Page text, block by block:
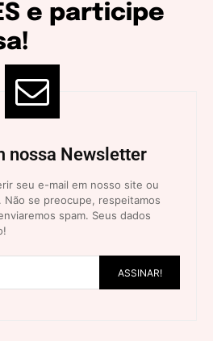
e participe
nossa Newsletter
seu e-mail em nosso site ou
Não se preocupe, respeitamos
spam. Seus dados
ASSINAR!